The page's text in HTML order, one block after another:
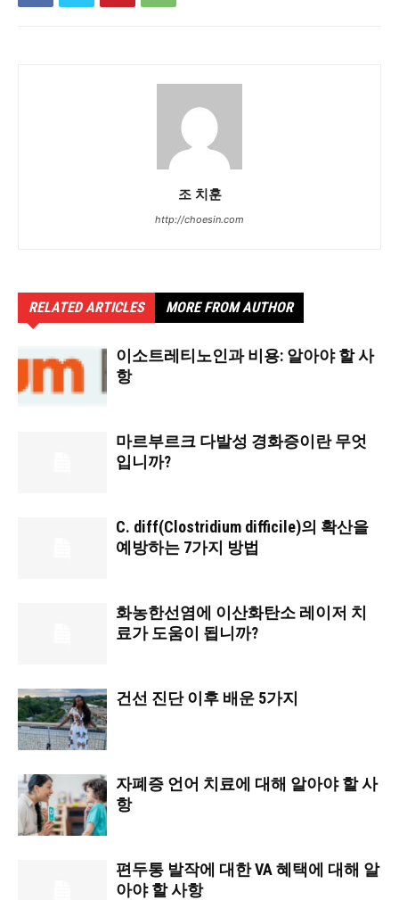
조 치훈
http://choesin.com
RELATED ARTICLES MORE FROM AUTHOR
이소트레티노인과 비용: 알아야 할 사
항
마르부르크 다발성 경화증이란 무엇
입니까?
C. diff(Clostridium difficile)의 확산을
예방하는 7가지 방법
화농한선염에 이산화탄소 레이저 치
료가 도움이 됩니까?
건선 진단 이후 배운 5가지
자폐증 언어 치료에 대해 알아야 할 사
항
편두통 발작에 대한 VA 혜택에 대해 알
아야 할 사항